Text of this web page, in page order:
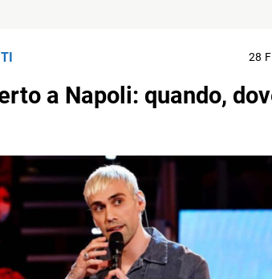
28
a Napoli: quando,